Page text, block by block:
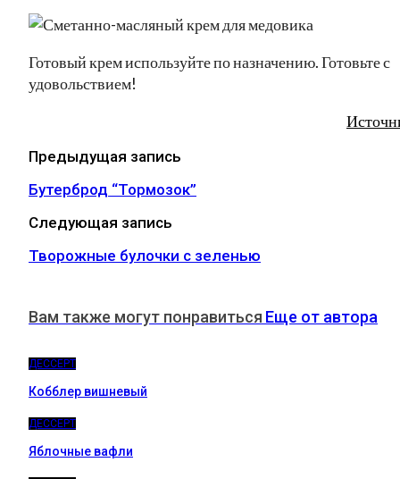
Готовый крем используйте по назначению. Готовьте с
удовольствием!
Предыдущая запись
Бутерброд “Тормозок”
Следующая запись
Творожные булочки с зеленью
Вам также могут понравиться Еще от автора
ДЕССЕРТ
Кобблер вишневый
ДЕССЕРТ
Яблочные вафли